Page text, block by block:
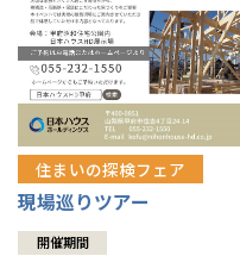
住まいの探検フェア
現場巡りツアー
開催期間